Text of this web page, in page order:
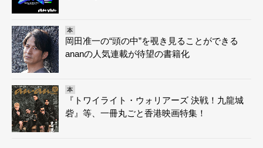
本
岡田准一の“頭の中”を覗き見ることができる
ananの人気連載が待望の書籍化
本
『トワイライト・ウォリアーズ 決戦！九龍城
砦』等、一冊丸ごと香港映画特集！